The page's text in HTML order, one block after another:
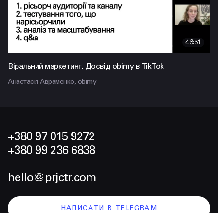
46:51
Віральний маркетинг. Досвід obimy в TikTok
Анастасія Авраменко, obimy
+380 97 015 9272
+380 99 236 6838
hello@prjctr.com
НАПИСАТИ В TELEGRAM